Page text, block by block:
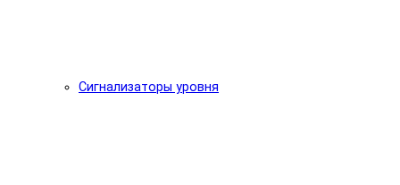
Сигнализаторы уровня